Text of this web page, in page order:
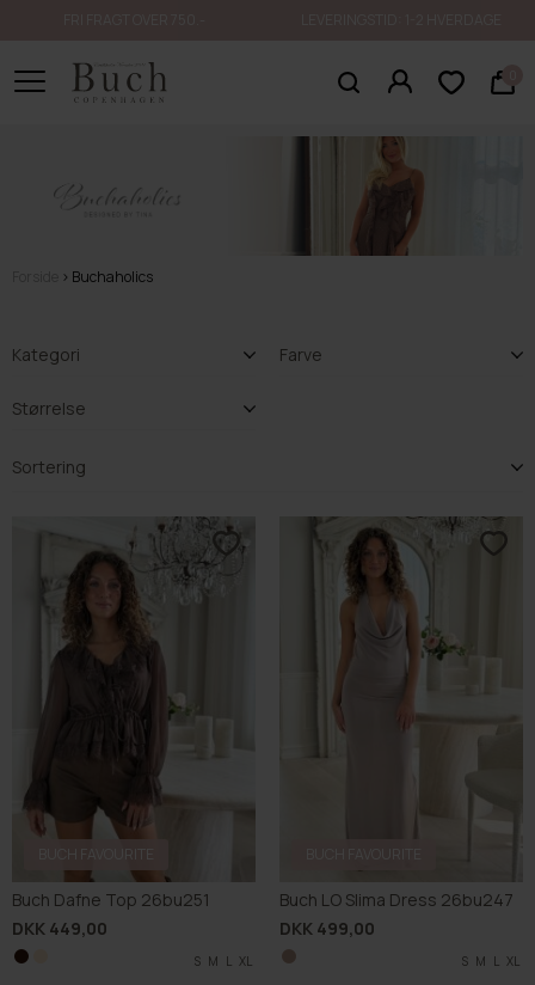
Buchaholics
Kategori Farve
Størrelse
BUCH FAVOURITE
Buch Dafne Top 26bu251
DKK 449,00
S M L XL
S M L XL
Buch LO Slima Dress 26bu247
DKK 499,00
S M L XL